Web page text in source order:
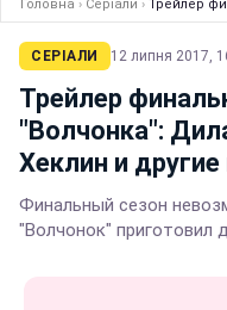
Головна › Серіали › Трейлер
СЕРІАЛИ 12 липня 2017,
Трейлер
"Волчонка":
Хеклин и другие
Финальный сезон
"Волчонок" приготовил